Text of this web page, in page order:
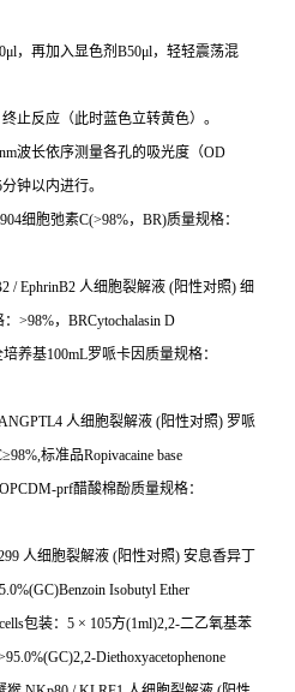
，再加入显色剂 B50μl，轻轻震荡混
终止反应（此时蓝色立转黄色）。
波长依序测量各孔的吸光度（OD
分钟以内进行。
细胞弛素C(>98%， BR)质量规格：
/ EphrinB2 人细胞裂解液 (阳性对照) 细
>98%， BRCytochalasin D
培养基100mL罗哌卡因质量规格：
人细胞裂解液 (阳性对照) 罗哌
≥98%,标准品Ropivacaine base
OPCDM-prf醋酸棉酚质量规格：
人细胞裂解液 (阳性对照) 安息香异丁
Isobutyl Ether
包装： 5 × 105方(1ml)2,2-二乙氧基苯
Diethoxyacetophenone